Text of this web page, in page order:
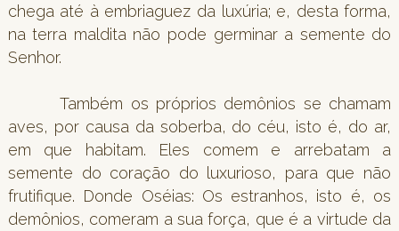
chega até à embriaguez da luxúria; e, desta forma,
na terra maldita não pode germinar a semente do
Senhor.
Também os próprios demônios se chamam
aves, por causa da soberba, do céu, isto é, do ar,
em que habitam. Eles comem e arrebatam a
semente do coração do luxurioso, para que não
frutifique. Donde Oséias: Os estranhos, isto é, os
demônios, comeram a sua força, que é a virtude da